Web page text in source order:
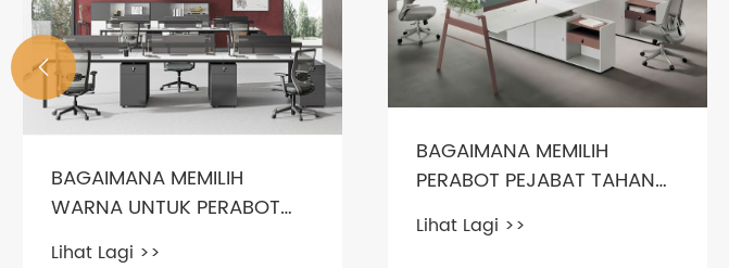
BAGAIMANA MEMILIH
WARNA UNTUK PERABOT
Lihat Lagi >>
BAGAIMANA MEMILIH
PERABOT PEJABAT TAHAN
LAMA
Lihat Lagi >>
